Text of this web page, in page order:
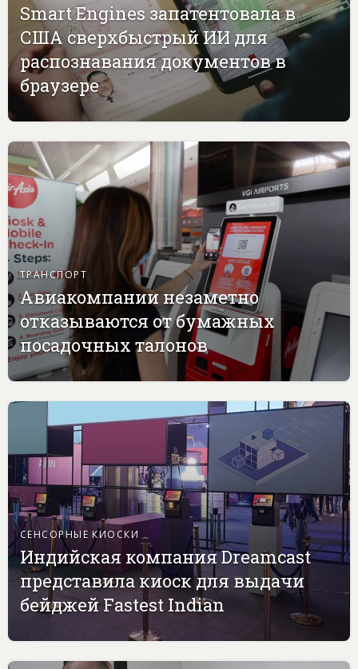
Smart Engines запатентовала в
США сверхбыстрый ИИ для
распознавания документов в
браузере
ТРАНСПОРТ
Авиакомпании незаметно
отказываются от бумажных
посадочных талонов
СЕНСОРНЫЕ КИОСКИ
Индийская компания Dreamcast
представила киоск для выдачи
бейджей Fastest Indian